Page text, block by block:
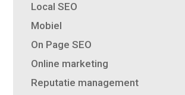
Local SEO
Mobiel
On Page SEO
Online marketing
Reputatie management